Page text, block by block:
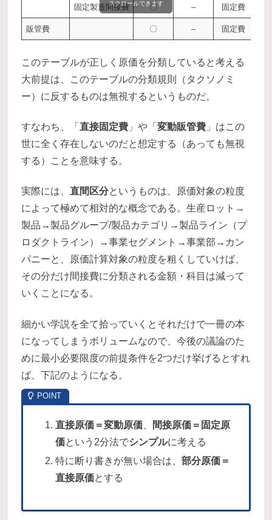
固定製造間接費 〇 – 固定費
販管費 〇 – 固定費
スクロールできます
このテーブルが正しく原価を分類していると考える
大前提は、このテーブルの分類規則（タクソノミ
ー）に反するものは無視するというものだ。
すなわち、「直接固定費 」や「変動販管費 」はこの
世に全く存在しないのだと想定する（あっても無視
する）ことを意味する。
実際には、直間区分というものは、原価対象の粒度
によって極めて相対的な概念である。生産ロット→
製品→製品グループ/製品カテゴリ→製品ライン（プ
ロダクトライン）→事業セグメント→事業部→カン
パニーと、原価計算対象の粒度を粗くしていけば、
その分だけ間接費に分類される金額・科目は減って
いくことになる。
細かい学説を全て拾っていくとそれだけで一冊の本
になってしまうボリュームなので、今後の議論のた
めに最小必要限度の前提条件を2つだけ挙げるとすれ
ば、下記のようになる。
直接原価＝変動原価
間接原価＝固定原
価という2分法でシンプルに考える
特に断り書きが無い場合は、部分原価＝
直接原価とする